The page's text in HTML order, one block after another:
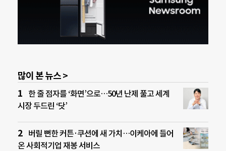
많이 본 뉴스 >
한 줄 점자를 ‘화면’으로…50년 난제 풀고 세계
시장 두드린 ‘닷’
버릴 뻔한 커튼·쿠션에 새 가치…이케아에 들어
온 사회적기업 재봉 서비스